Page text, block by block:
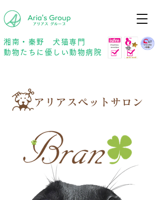
湘南・秦野 犬猫専門
動物たちに優しい動物病院
アリアスペットサロン